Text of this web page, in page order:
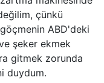
çünkü
ABD'deki
şeker ekmek
gitmek zorunda
duydum.